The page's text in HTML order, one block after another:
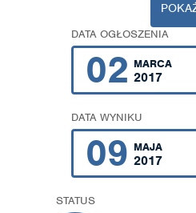
DATA OGŁOSZENIA
02 MARCA
2017
DATA WYNIKU
09 MAJA
2017
STATUS